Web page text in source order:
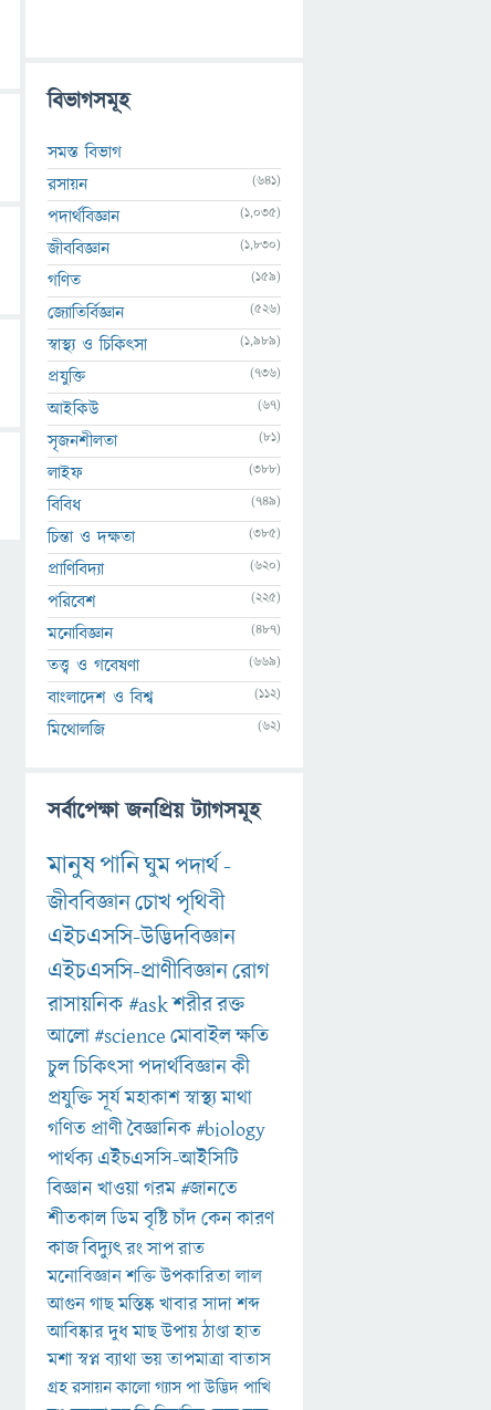
বিভাগসমূহ
সমস্ত বিভাগ
রসায়ন
(641)
পদার্থবিজ্ঞান (1,035)
জীববিজ্ঞান (1,830)
গণিত (159)
জ্যোতির্বিজ্ঞান (526)
স্বাস্থ্য ও চিকিৎসা (1,989)
প্রযুক্তি (736)
আইকিউ (67)
সৃজনশীলতা (81)
লাইফ (388)
বিবিধ (749)
চিন্তা ও দক্ষতা (385)
প্রাণিবিদ্যা (620)
পরিবেশ (225)
মনোবিজ্ঞান (487)
তত্ত্ব ও গবেষণা (669)
বাংলাদেশ ও বিশ্ব (112)
মিথোলজি (62)
সর্বাপেক্ষা জনপ্রিয় ট্যাগসমূহ
মানুষপানিঘুমপদার্থ-
জীববিজ্ঞানচোখপৃথিবী
এইচএসসি-উদ্ভিদবিজ্ঞান
এইচএসসি-প্রাণীবিজ্ঞানরোগ
রাসায়নিক#askশরীররক্ত
আলো#scienceমোবাইলক্ষতি
চুলচিকিৎসাপদার্থবিজ্ঞানকী
প্রযুক্তিসূর্যমহাকাশস্বাস্থ্যমাথা
গণিত প্রাণীবৈজ্ঞানিক#biology
পার্থক্য এইচএসসি-আইসিটি
বিজ্ঞানখাওয়াগরম#জানতে
শীতকালডিমবৃষ্টিচাঁদকেনকারণ
কাজবিদ্যুৎরংসাপরাত
মনোবিজ্ঞানশক্তিউপকারিতালাল
আগুনগাছমস্তিষ্কখাবারসাদাশব্দ
আবিষ্কারদুধমাছউপায়ঠাণ্ডাহাত
মশাস্বপ্নব্যাথাভয়তাপমাত্রাবাতাস
গ্রহরসায়নকালোগ্যাসপাউদ্ভিদপাখি